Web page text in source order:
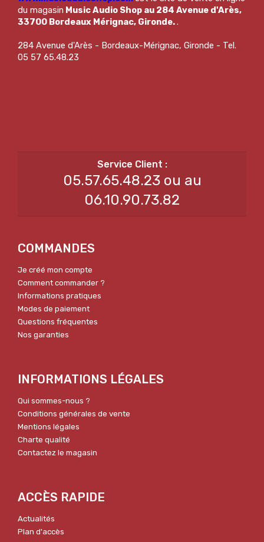
du magasin Music Audio Shop au 284 Avenue d'Arès,
33700 Bordeaux Mérignac, Gironde..
284 Avenue d'Arès - Bordeaux-Mérignac, Gironde - Tel.
05 57 65.48.23
05.57.65.48.23 ou au
06.10.90.73.82
COMMANDES
Je créé mon compte
Comment commander ?
Informations pratiques
Modes de paiement
Questions fréquentes
Nos garanties
INFORMATIONS LÉGALES
Qui sommes-nous ?
Conditions générales de vente
Mentions légales
Charte qualité
Contactez le magasin
ACCÈS RAPIDE
Actualités
Plan d'accès